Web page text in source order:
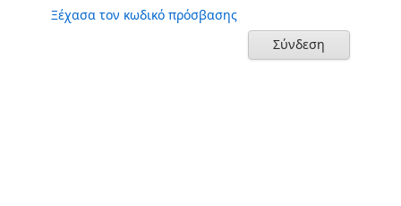
Ξέχασα τον κωδικό πρόσβασης
Σύνδεση